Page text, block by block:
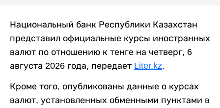
Национальный банк Республики Казахстан
представил официальные курсы иностранных
валют по отношению к тенге на четверг, 6
августа 2026 года, передает Liter.kz.
Кроме того, опубликованы данные о курсах
валют, установленных обменными пунктами в